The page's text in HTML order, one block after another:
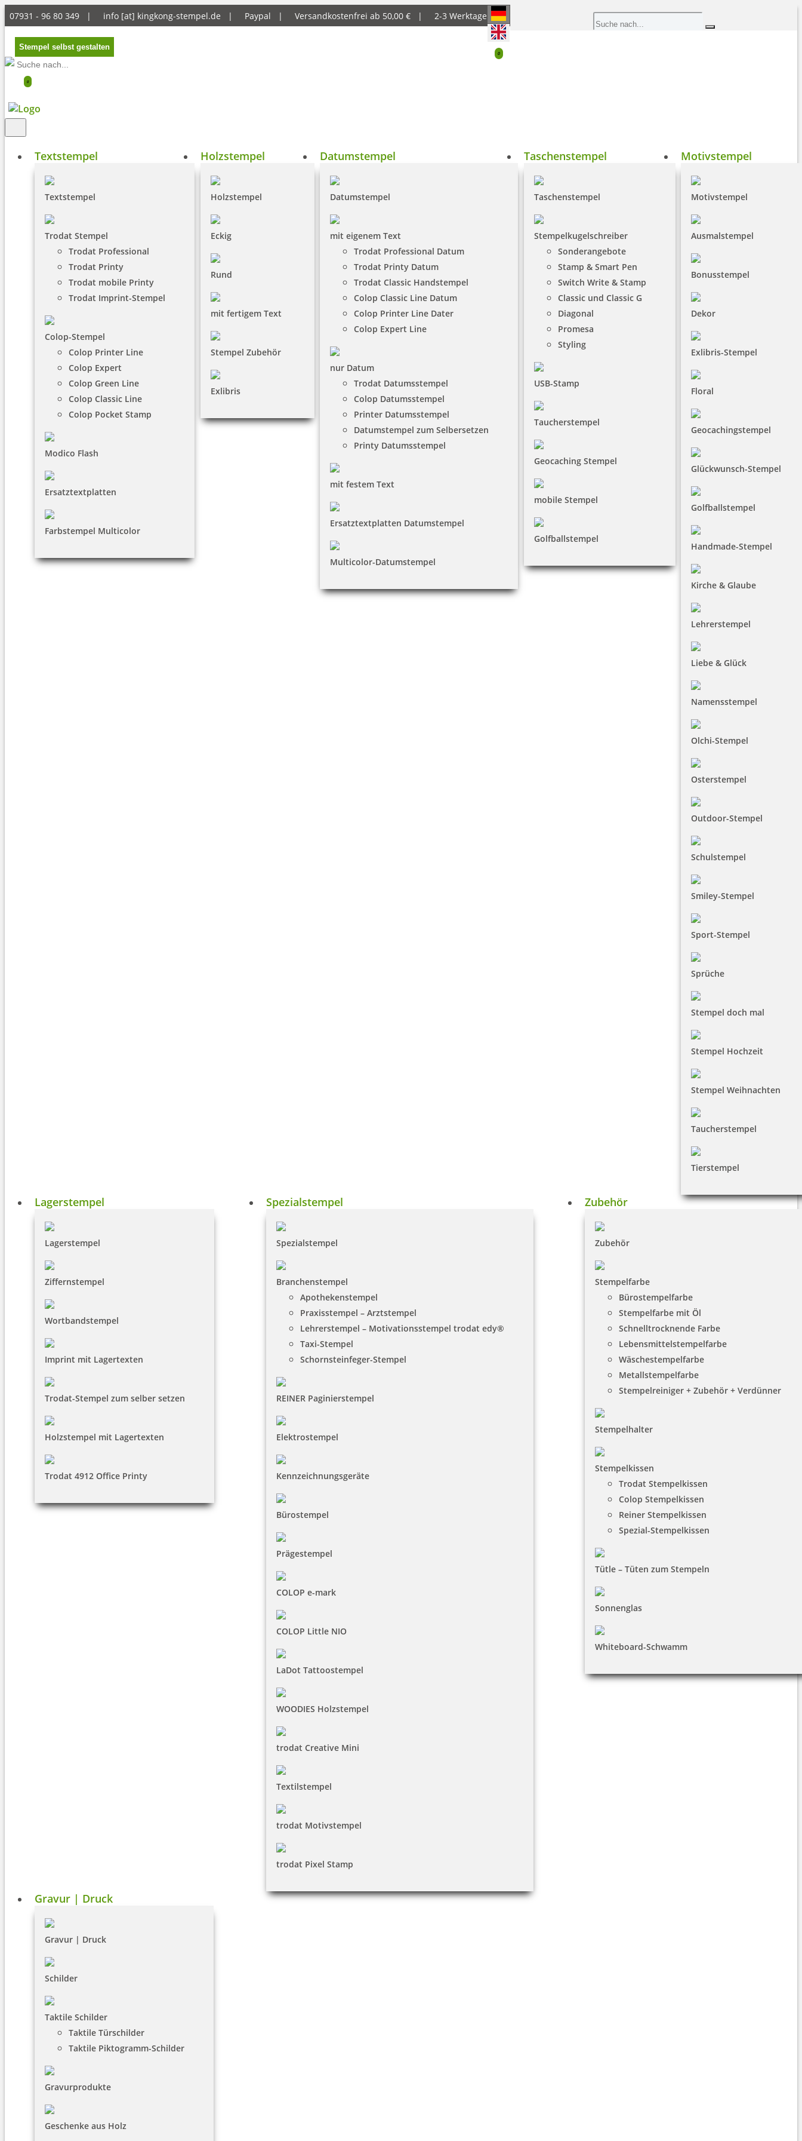
07931 - 96 80 349 | info [at] kingkong-stempel.de | Paypal | Versandkostenfrei ab 50,00 € | 2-3 Werktage
0
Stempel selbst gestalten
0
Textstempel
Textstempel
Trodat Stempel
Trodat Professional
Trodat Printy
Trodat mobile Printy
Trodat Imprint-Stempel
Colop-Stempel
Colop Printer Line
Colop Expert
Colop Green Line
Colop Classic Line
Colop Pocket Stamp
Modico Flash
Ersatztextplatten
Farbstempel Multicolor
Holzstempel
Holzstempel
Eckig
Rund
mit fertigem Text
Stempel Zubehör
Exlibris
Datumstempel
Datumstempel
mit eigenem Text
Trodat Professional Datum
Trodat Printy Datum
Trodat Classic Handstempel
Colop Classic Line Datum
Colop Printer Line Dater
Colop Expert Line
nur Datum
Trodat Datumsstempel
Colop Datumsstempel
Printer Datumsstempel
Datumstempel zum Selbersetzen
Printy Datumsstempel
mit festem Text
Ersatztextplatten Datumstempel
Multicolor-Datumstempel
Taschenstempel
Taschenstempel
Stempelkugelschreiber
Sonderangebote
Stamp & Smart Pen
Switch Write & Stamp
Classic und Classic G
Diagonal
Promesa
Styling
USB-Stamp
Taucherstempel
Geocaching Stempel
mobile Stempel
Golfballstempel
Motivstempel
Motivstempel
Ausmalstempel
Bonusstempel
Dekor
Exlibris-Stempel
Floral
Geocachingstempel
Glückwunsch-Stempel
Golfballstempel
Handmade-Stempel
Kirche & Glaube
Lehrerstempel
Liebe & Glück
Namensstempel
Olchi-Stempel
Osterstempel
Outdoor-Stempel
Schulstempel
Smiley-Stempel
Sport-Stempel
Sprüche
Stempel doch mal
Stempel Hochzeit
Stempel Weihnachten
Taucherstempel
Tierstempel
Lagerstempel
Lagerstempel
Ziffernstempel
Wortbandstempel
Imprint mit Lagertexten
Trodat-Stempel zum selber setzen
Holzstempel mit Lagertexten
Trodat 4912 Office Printy
Spezialstempel
Spezialstempel
Branchenstempel
Apothekenstempel
Praxisstempel – Arztstempel
Lehrerstempel – Motivationsstempel trodat edy®
Taxi-Stempel
Schornsteinfeger-Stempel
REINER Paginierstempel
Elektrostempel
Kennzeichnungsgeräte
Bürostempel
Prägestempel
COLOP e-mark
COLOP Little NIO
LaDot Tattoostempel
WOODIES Holzstempel
trodat Creative Mini
Textilstempel
trodat Motivstempel
trodat Pixel Stamp
Zubehör
Zubehör
Stempelfarbe
Bürostempelfarbe
Stempelfarbe mit Öl
Schnelltrocknende Farbe
Lebensmittelstempelfarbe
Wäschestempelfarbe
Metallstempelfarbe
Stempelreiniger + Zubehör + Verdünner
Stempelhalter
Stempelkissen
Trodat Stempelkissen
Colop Stempelkissen
Reiner Stempelkissen
Spezial-Stempelkissen
Tütle – Tüten zum Stempeln
Sonnenglas
Whiteboard-Schwamm
Gravur | Druck
Gravur | Druck
Schilder
Taktile Schilder
Taktile Türschilder
Taktile Piktogramm-Schilder
Gravurprodukte
Geschenke aus Holz